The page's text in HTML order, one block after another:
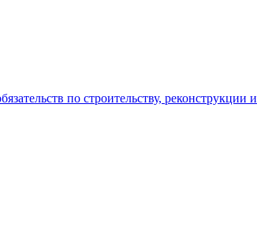
по строительству, реконструкции и